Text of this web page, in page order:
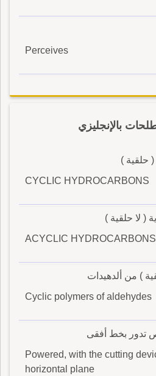
Perceives
بالإنجليزي
حلقية )
CYCLIC HYDROCARBONS
( لا حلقية )
ACYCLIC HYDROCARBONS
) من ألدهيدات
Cyclic polymers of aldehydes
تدور بخط أفقى
Powered, with the cutting
horizontal plane